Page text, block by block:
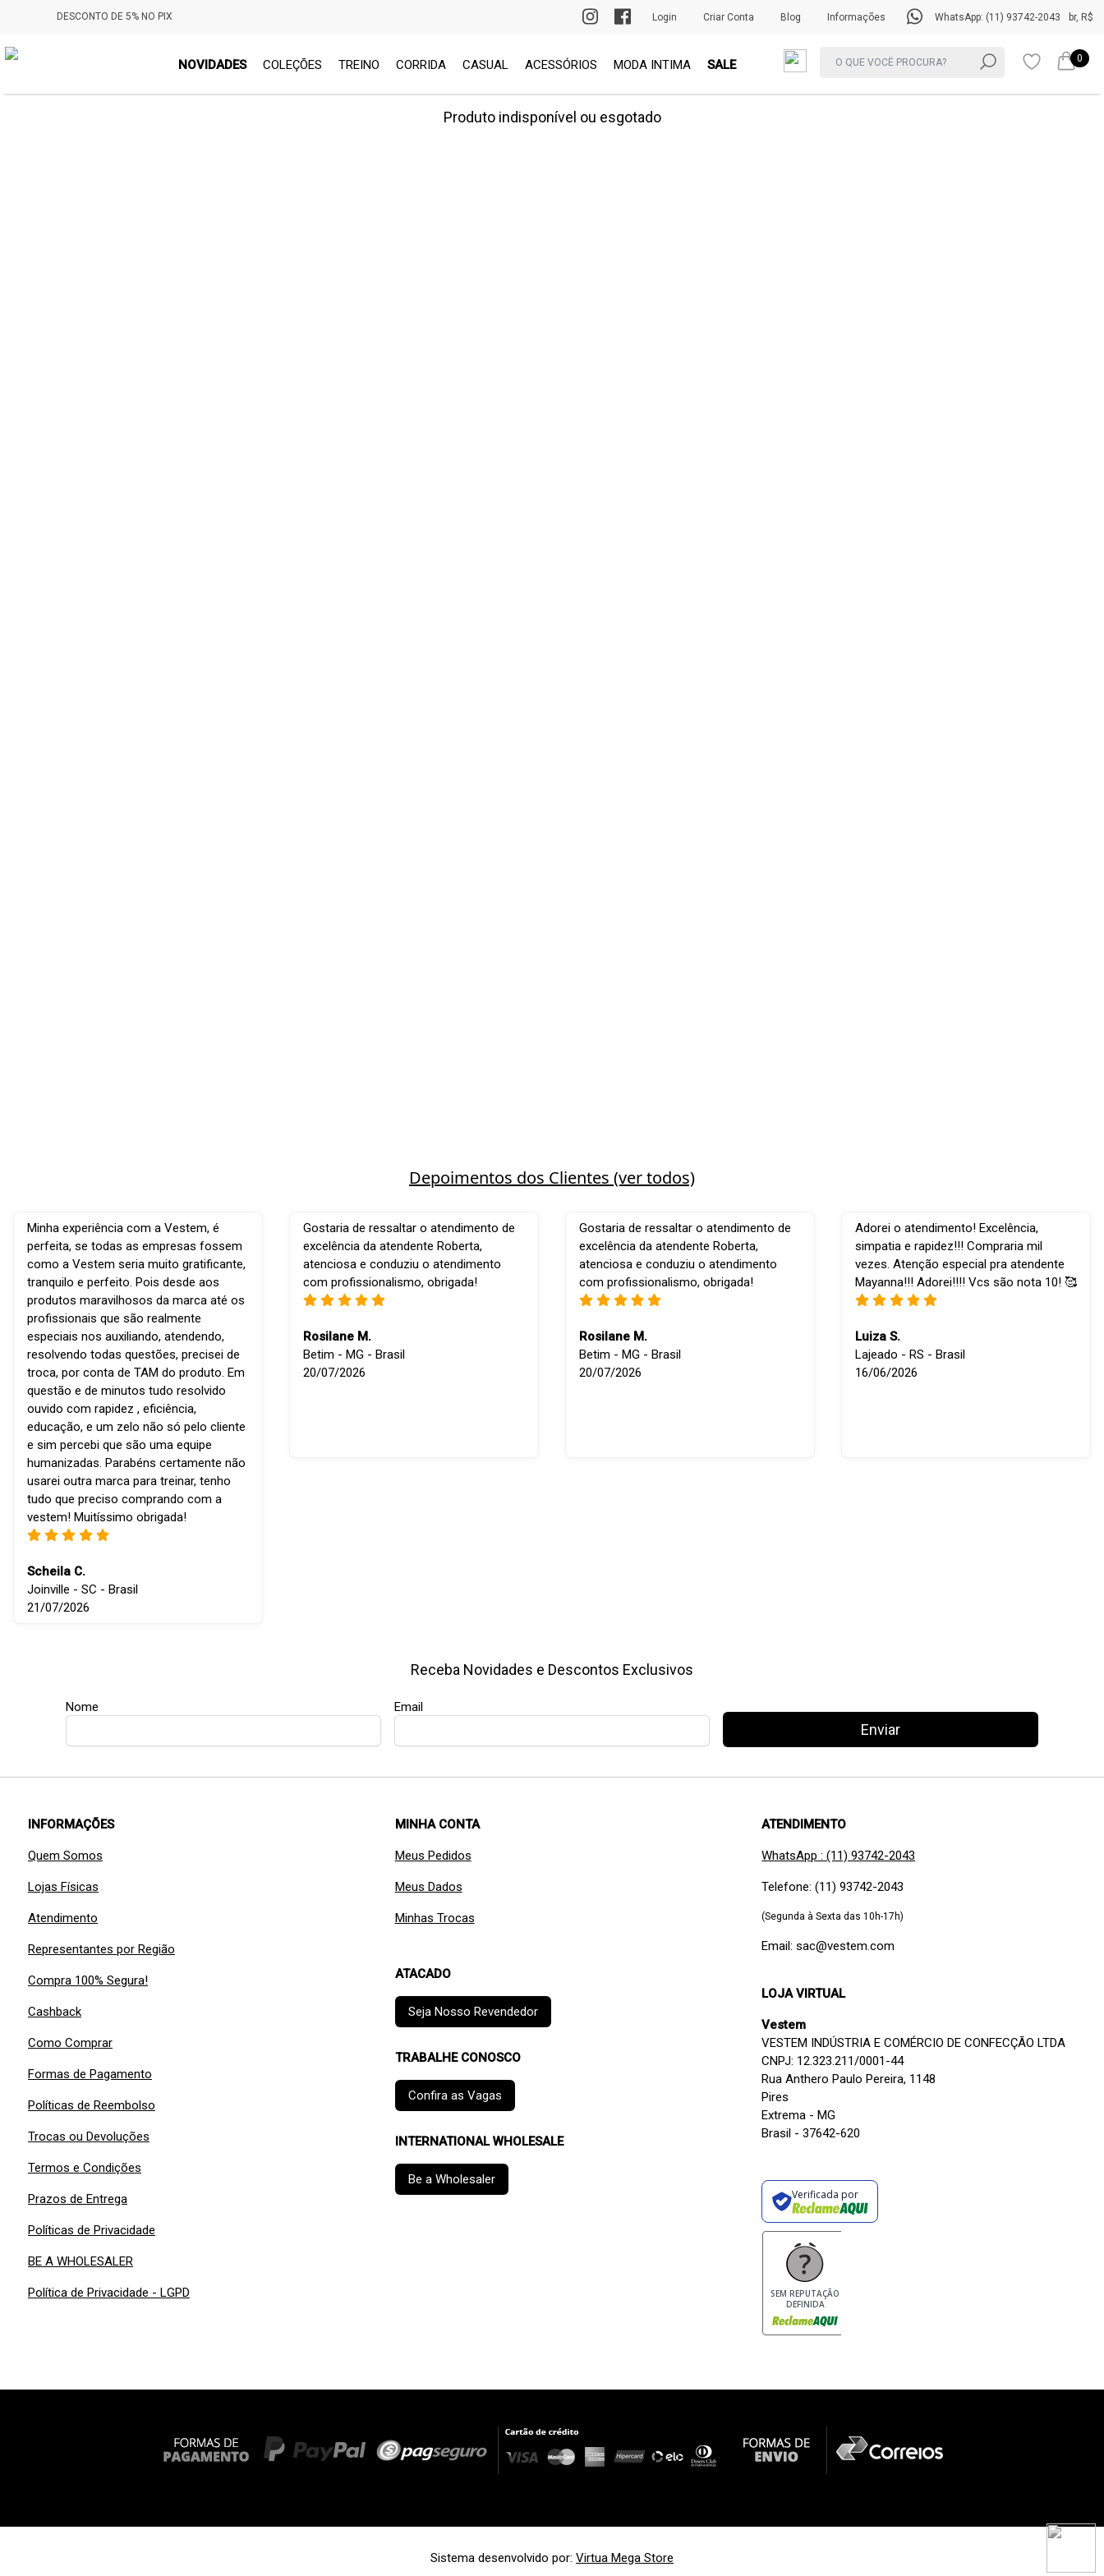
DESCONTO DE 5% NO PIX PRIMEIRA TROCA GRÁTIS br, R$
WhatsApp: (11) 93742-2043
Informações
Blog
Criar Conta
Login
NOVIDADES COLEÇÕES TREINO CORRIDA CASUAL ACESSÓRIOS MODA INTIMA SALE 0
Produto indisponível ou esgotado
Depoimentos dos Clientes (ver todos)
Minha experiência com a Vestem, é
perfeita, se todas as empresas fossem
como a Vestem seria muito gratificante,
tranquilo e perfeito. Pois desde aos
produtos maravilhosos da marca até os
profissionais que são realmente
especiais nos auxiliando, atendendo,
resolvendo todas questões, precisei de
troca, por conta de TAM do produto. Em
questão e de minutos tudo resolvido
ouvido com rapidez , eficiência,
educação, e um zelo não só pelo cliente
e sim percebi que são uma equipe
humanizadas. Parabéns certamente não
usarei outra marca para treinar, tenho
tudo que preciso comprando com a
vestem! Muitíssimo obrigada!
Scheila C.
Joinville - SC - Brasil
21/07/2026
Gostaria de ressaltar o atendimento de
excelência da atendente Roberta,
atenciosa e conduziu o atendimento
com profissionalismo, obrigada!
Rosilane M.
Betim - MG - Brasil
20/07/2026
Gostaria de ressaltar o atendimento de
excelência da atendente Roberta,
atenciosa e conduziu o atendimento
com profissionalismo, obrigada!
Rosilane M.
Betim - MG - Brasil
20/07/2026
Adorei o atendimento! Excelência,
simpatia e rapidez!!! Compraria mil
vezes. Atenção especial pra atendente
Mayanna!!! Adorei!!!! Vcs são nota 10! 🥰
Luiza S.
Lajeado - RS - Brasil
16/06/2026
Receba Novidades e Descontos Exclusivos
Nome Email
Enviar
INFORMAÇÕES
Quem Somos
Lojas Físicas
Atendimento
Representantes por Região
Compra 100% Segura!
Cashback
Como Comprar
Formas de Pagamento
Políticas de Reembolso
Trocas ou Devoluções
Termos e Condições
Prazos de Entrega
Políticas de Privacidade
BE A WHOLESALER
Política de Privacidade - LGPD
MINHA CONTA
Meus Pedidos
Meus Dados
Minhas Trocas
ATACADO
Seja Nosso Revendedor
TRABALHE CONOSCO
Confira as Vagas
INTERNATIONAL WHOLESALE
Be a Wholesaler
ATENDIMENTO
WhatsApp : (11) 93742-2043
Telefone: (11) 93742-2043
(Segunda à Sexta das 10h-17h)
Email: sac@vestem.com
LOJA VIRTUAL
Vestem
VESTEM INDÚSTRIA E COMÉRCIO DE CONFECÇÃO LTDA
CNPJ: 12.323.211/0001-44
Rua Anthero Paulo Pereira, 1148
Pires
Extrema - MG
Brasil - 37642-620
Verificada por
SEM REPUTAÇÃO
DEFINIDA
Sistema desenvolvido por: Virtua Mega Store